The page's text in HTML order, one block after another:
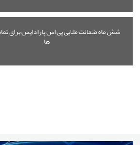
شش ماه ضمانت طلایی پی اس پارادایس برای
ها